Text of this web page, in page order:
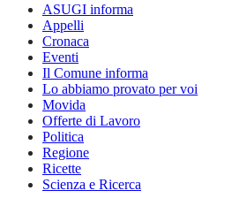
ASUGI informa
Appelli
Cronaca
Eventi
Il Comune informa
Lo abbiamo provato per voi
Movida
Offerte di Lavoro
Politica
Regione
Ricette
Scienza e Ricerca